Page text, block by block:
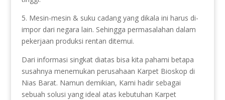
5. Mesin-mesin & suku cadang yang dikala ini harus di-
impor dari negara lain. Sehingga permasalahan dalam
pekerjaan produksi rentan ditemui.
Dari informasi singkat diatas bisa kita pahami betapa
susahnya menemukan perusahaan Karpet Bioskop di
Nias Barat. Namun demikian, Kami hadir sebagai
sebuah solusi yang ideal atas kebutuhan Karpet